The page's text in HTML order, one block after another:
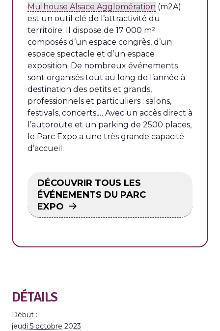
Mulhouse Alsace Agglomération (m2A)
est un outil clé de l’attractivité du
territoire. Il dispose de 17 000 m²
composés d’un espace congrès, d’un
espace spectacle et d’un espace
exposition. De nombreux événements
sont organisés tout au long de l’année à
destination des petits et grands,
professionnels et particuliers : salons,
festivals, concerts,… Avec un accès direct à
l’autoroute et un parking de 2500 places,
le Parc Expo a une très grande capacité
d’accueil.
DÉCOUVRIR TOUS LES
ÉVÉNEMENTS DU PARC
EXPO
DÉTAILS
Début :
jeudi 5 octobre 2023